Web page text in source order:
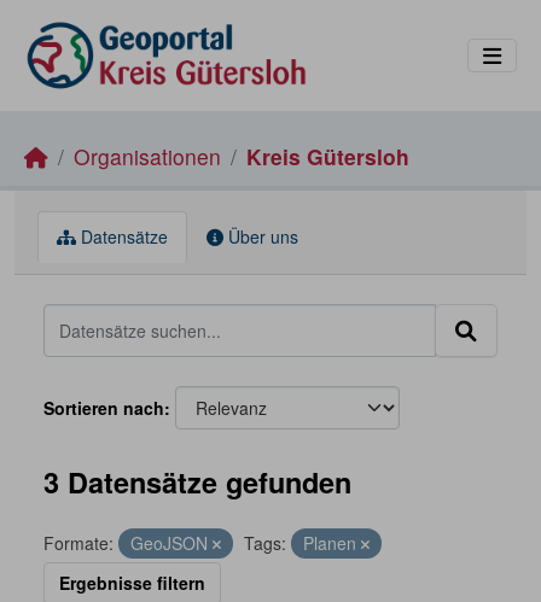
Organisationen Kreis Gütersloh
Datensätze Über uns
Sortieren nach
3 Datensätze gefunden
Formate: GeoJSON Tags:
Planen
Ergebnisse filtern